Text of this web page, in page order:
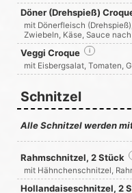
Döner (Drehspieß)
mit Dönerfleisch
Zwiebeln, Käse, Sauce nach
Veggi Croque i
mit Eisbergsalat, Tomaten,
Schnitzel
Alle Schnitzel werden
Rahmschnitzel, 2 Stück
mit Hähnchenschnitzel,
Hollandaiseschnitzel, 2